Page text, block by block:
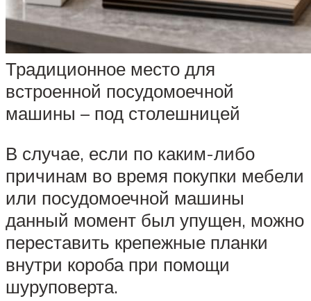
Традиционное место для
встроенной посудомоечной
машины – под столешницей
В случае, если по каким-либо
причинам во время покупки мебели
или посудомоечной машины
данный момент был упущен, можно
переставить крепежные планки
внутри короба при помощи
шуруповерта.